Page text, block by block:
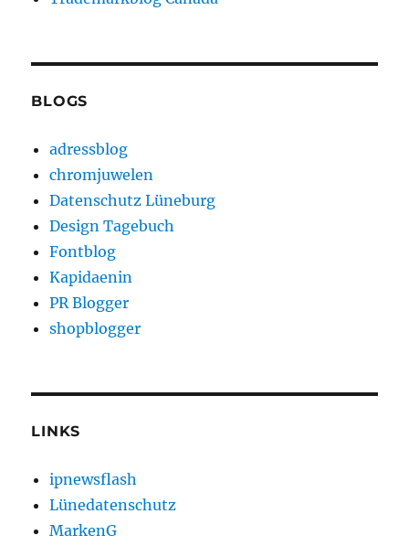
BLOGS
adressblog
chromjuwelen
Datenschutz Lüneburg
Design Tagebuch
Fontblog
Kapidaenin
PR Blogger
shopblogger
LINKS
ipnewsflash
Lünedatenschutz
MarkenG